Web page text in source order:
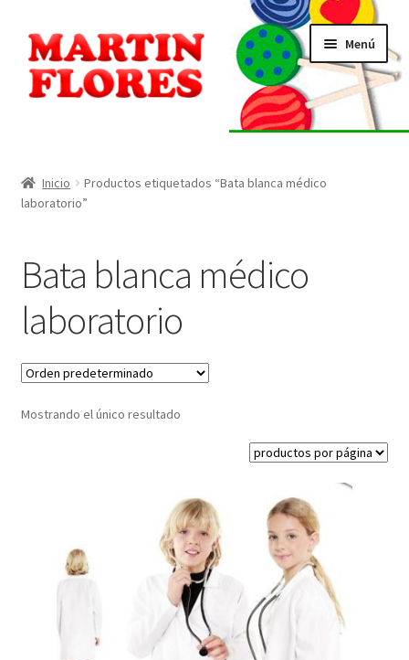
Ir
la
navegación
Ir
al
contenido
Menú
Tienda
Localización
Contacto
Inicio
Productos etiquetados “Bata blanca médico
laboratorio”
Bata blanca médico
laboratorio
Mostrando el único resultado